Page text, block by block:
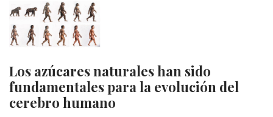
Los azúcares naturales han sido
fundamentales para la evolución del
cerebro humano